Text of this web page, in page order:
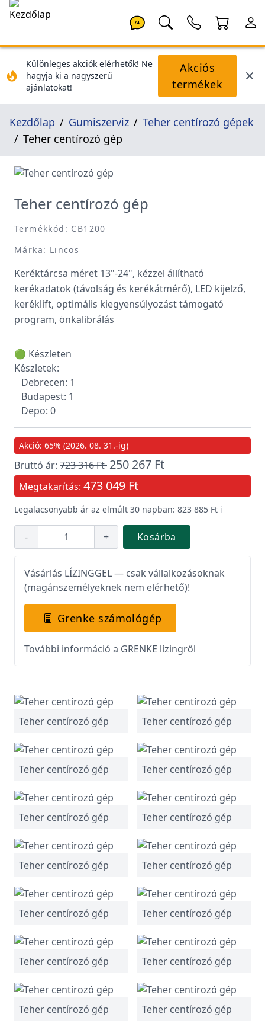
AI
Különleges akciók elérhetők! Ne
hagyja ki a nagyszerű
ajánlatokat!
Akciós
termékek
Kezdőlap Gumiszerviz
Teher centírozó gépek
Teher centírozó gép
Teher centírozó gép
Termékkód: CB1200
Márka: Lincos
Keréktárcsa méret 13"-24", kézzel állítható
kerékadatok (távolság és kerékátmérő), LED kijelző,
keréklift, optimális kiegyensúlyozást támogató
program, önkalibrálás
🟢 Készleten
Készletek:
Debrecen: 1
Budapest: 1
Depo: 0
Akció: 65% (2026. 08. 31.-ig)
Bruttó ár: 723 316 Ft 250 267 Ft
Megtakarítás: 473 049 Ft
Legalacsonyabb ár az elmúlt 30 napban: 823 885 Ft ℹ️
- + Kosárba
Vásárlás LÍZINGGEL — csak vállalkozásoknak
(magánszemélyeknek nem elérhető)!
Grenke számológép
További információ a GRENKE lízingről
Teher centírozó gép Teher centírozó gép
Teher centírozó gép Teher centírozó gép
Teher centírozó gép Teher centírozó gép
Teher centírozó gép Teher centírozó gép
Teher centírozó gép Teher centírozó gép
Teher centírozó gép Teher centírozó gép
Teher centírozó gép Teher centírozó gép